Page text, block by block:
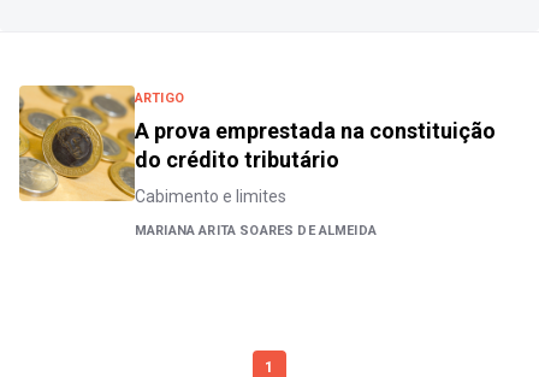
ARTIGO
A prova emprestada na constituição
do crédito tributário
Cabimento e limites
MARIANA ARITA SOARES DE ALMEIDA
1